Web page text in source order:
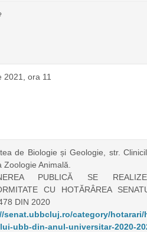
2021, ora 11
de Biologie și Geologie, str.
Zoologie Animală.
PUBLICĂ SE
CU HOTĂRÂREA
DIN 2020
senat.ubbcluj.ro/category/hotarari/
ubb-din-anul-universitar-2020-